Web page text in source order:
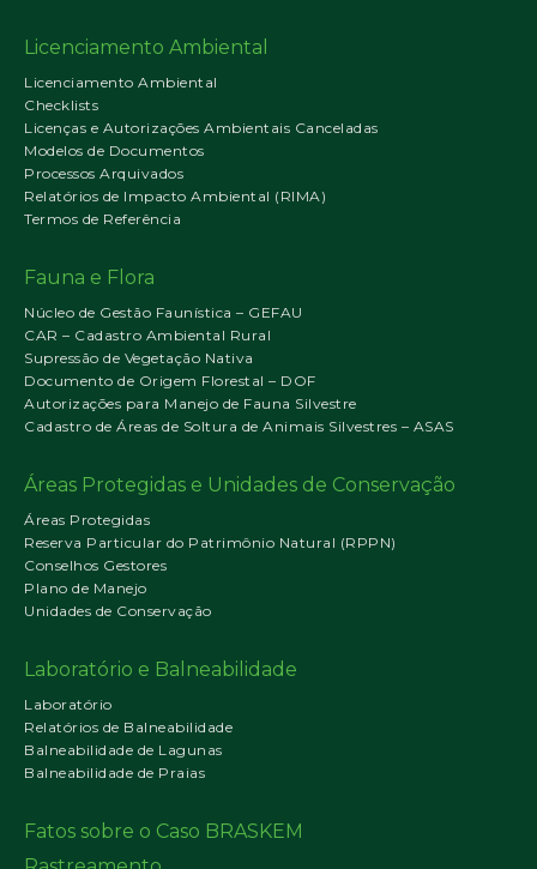
Licenciamento Ambiental
Licenciamento Ambiental
Checklists
Licenças e Autorizações Ambientais Canceladas
Modelos de Documentos
Processos Arquivados
Relatórios de Impacto Ambiental (RIMA)
Termos de Referência
Fauna e Flora
Núcleo de Gestão Faunística – GEFAU
CAR – Cadastro Ambiental Rural
Supressão de Vegetação Nativa
Documento de Origem Florestal – DOF
Autorizações para Manejo de Fauna Silvestre
Cadastro de Áreas de Soltura de Animais Silvestres – ASAS
Áreas Protegidas e Unidades de Conservação
Áreas Protegidas
Reserva Particular do Patrimônio Natural (RPPN)
Conselhos Gestores
Plano de Manejo
Unidades de Conservação
Laboratório e Balneabilidade
Laboratório
Relatórios de Balneabilidade
Balneabilidade de Lagunas
Balneabilidade de Praias
Fatos sobre o Caso BRASKEM